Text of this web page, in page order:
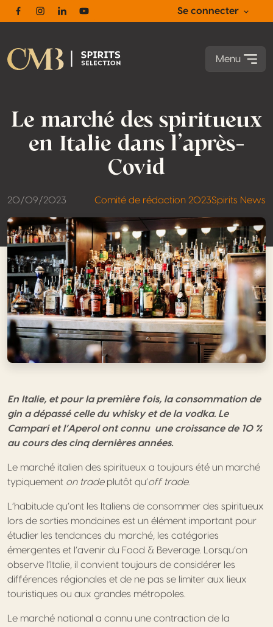
FacebookInstagram
LinkedinYoutube
Se connecter
Menu
Le marché des spiritueux
en Italie dans l’après-
Covid
20/09/2023 Comité de rédaction 2023Spirits News
En Italie, et pour la première fois, la consommation de
gin a dépassé celle du whisky et de la vodka. Le
Campari et l’Aperol ont connu une croissance de 10 %
au cours des cinq dernières années.
Le marché italien des spiritueux a toujours été un marché
typiquement on tradeplutôt qu’off trade.
L’habitude qu’ont les Italiens de consommer des spiritueux
lors de sorties mondaines est un élément important pour
étudier les tendances du marché, les catégories
émergentes et l’avenir du Food & Beverage. Lorsqu’on
observe l’Italie, il convient toujours de considérer les
différences régionales et de ne pas se limiter aux lieux
touristiques ou aux grandes métropoles.
Le marché national a connu une contraction de la